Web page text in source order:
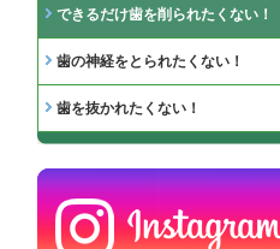
できるだけ歯を削られたくない！
歯の神経をとられたくない！
歯を抜かれたくない！